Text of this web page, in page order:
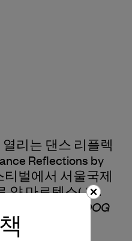
리는 댄스 리플렉
Reflections by
티벌에서 서울국제
얀 마르텐스(Jan
, 오버 2.0(THE DOG
보입니다.